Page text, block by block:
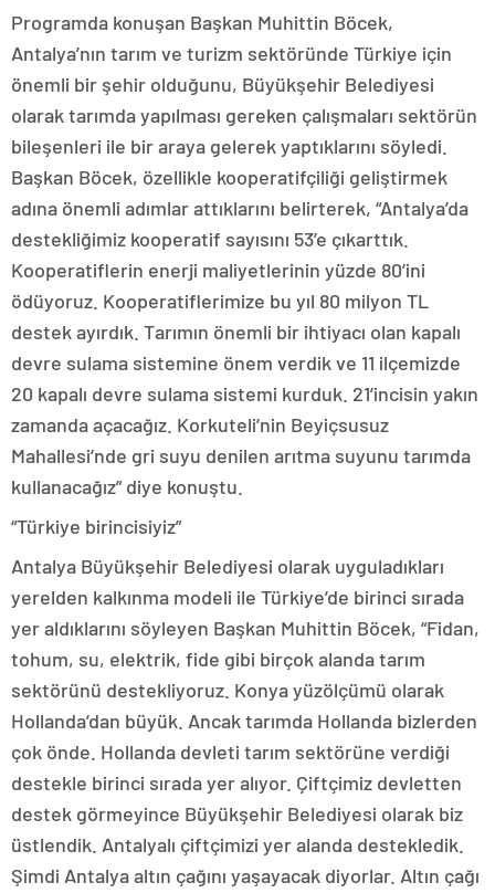
Programda konuşan Başkan Muhittin Böcek,
Antalya’nın tarım ve turizm sektöründe Türkiye için
önemli bir şehir olduğunu, Büyükşehir Belediyesi
olarak tarımda yapılması gereken çalışmaları sektörün
bileşenleri ile bir araya gelerek yaptıklarını söyledi.
Başkan Böcek, özellikle kooperatifçiliği geliştirmek
adına önemli adımlar attıklarını belirterek, “Antalya’da
destekliğimiz kooperatif sayısını 53’e çıkarttık.
Kooperatiflerin enerji maliyetlerinin yüzde 80’ini
ödüyoruz. Kooperatiflerimize bu yıl 80 milyon TL
destek ayırdık. Tarımın önemli bir ihtiyacı olan kapalı
devre sulama sistemine önem verdik ve 11 ilçemizde
20 kapalı devre sulama sistemi kurduk. 21’incisin yakın
zamanda açacağız. Korkuteli’nin Beyiçsusuz
Mahallesi’nde gri suyu denilen arıtma suyunu tarımda
kullanacağız” diye konuştu.
“Türkiye birincisiyiz”
Antalya Büyükşehir Belediyesi olarak uyguladıkları
yerelden kalkınma modeli ile Türkiye’de birinci sırada
yer aldıklarını söyleyen Başkan Muhittin Böcek, “Fidan,
tohum, su, elektrik, fide gibi birçok alanda tarım
sektörünü destekliyoruz. Konya yüzölçümü olarak
Hollanda’dan büyük. Ancak tarımda Hollanda bizlerden
çok önde. Hollanda devleti tarım sektörüne verdiği
destekle birinci sırada yer alıyor. Çiftçimiz devletten
destek görmeyince Büyükşehir Belediyesi olarak biz
üstlendik. Antalyalı çiftçimizi yer alanda destekledik.
Şimdi Antalya altın çağını yaşayacak diyorlar. Altın çağı